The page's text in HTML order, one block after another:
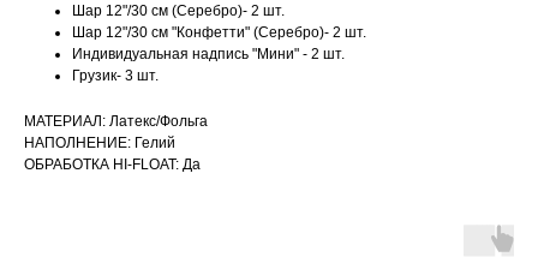
Шар 12"/30 см (Серебро)- 2 шт.
Шар 12"/30 см "Конфетти" (Серебро)- 2 шт.
Индивидуальная надпись "Мини" - 2 шт.
Грузик- 3 шт.
МАТЕРИАЛ: Латекс/Фольга
НАПОЛНЕНИЕ: Гелий
ОБРАБОТКА HI-FLOAT: Да